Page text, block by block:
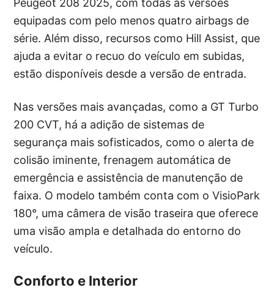
Peugeot 208 2025, com todas as versões
equipadas com pelo menos quatro airbags de
série. Além disso, recursos como Hill Assist, que
ajuda a evitar o recuo do veículo em subidas,
estão disponíveis desde a versão de entrada.
Nas versões mais avançadas, como a GT Turbo
200 CVT, há a adição de sistemas de
segurança mais sofisticados, como o alerta de
colisão iminente, frenagem automática de
emergência e assistência de manutenção de
faixa. O modelo também conta com o VisioPark
180°, uma câmera de visão traseira que oferece
uma visão ampla e detalhada do entorno do
veículo.
Conforto e Interior